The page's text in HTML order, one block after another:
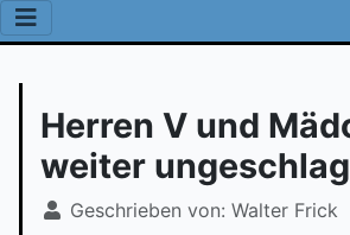
Herren V und
weiter
Geschrieben von: Walter Frick